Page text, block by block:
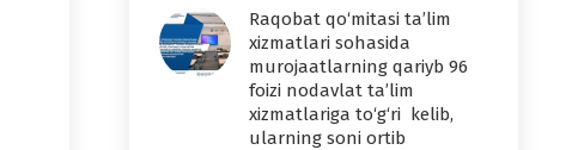
Raqobat qo‘mitasi ta’lim
xizmatlari sohasida
murojaatlarning qariyb 96
foizi nodavlat ta’lim
xizmatlariga to‘g‘ri kelib,
ularning soni ortib